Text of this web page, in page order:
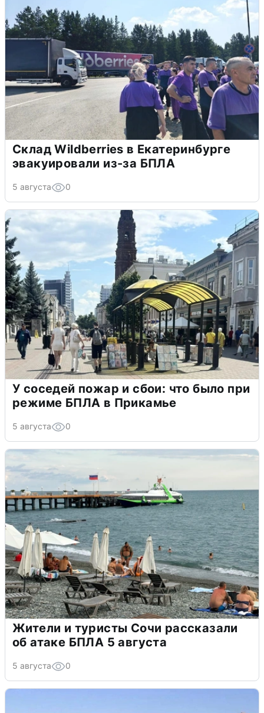
Склад Wildberries в Екатеринбурге
эвакуировали из-за БПЛА
5 августа 0
У соседей пожар и сбои: что было при
режиме БПЛА в Прикамье
5 августа 0
Жители и туристы Сочи рассказали
об атаке БПЛА 5 августа
5 августа 0